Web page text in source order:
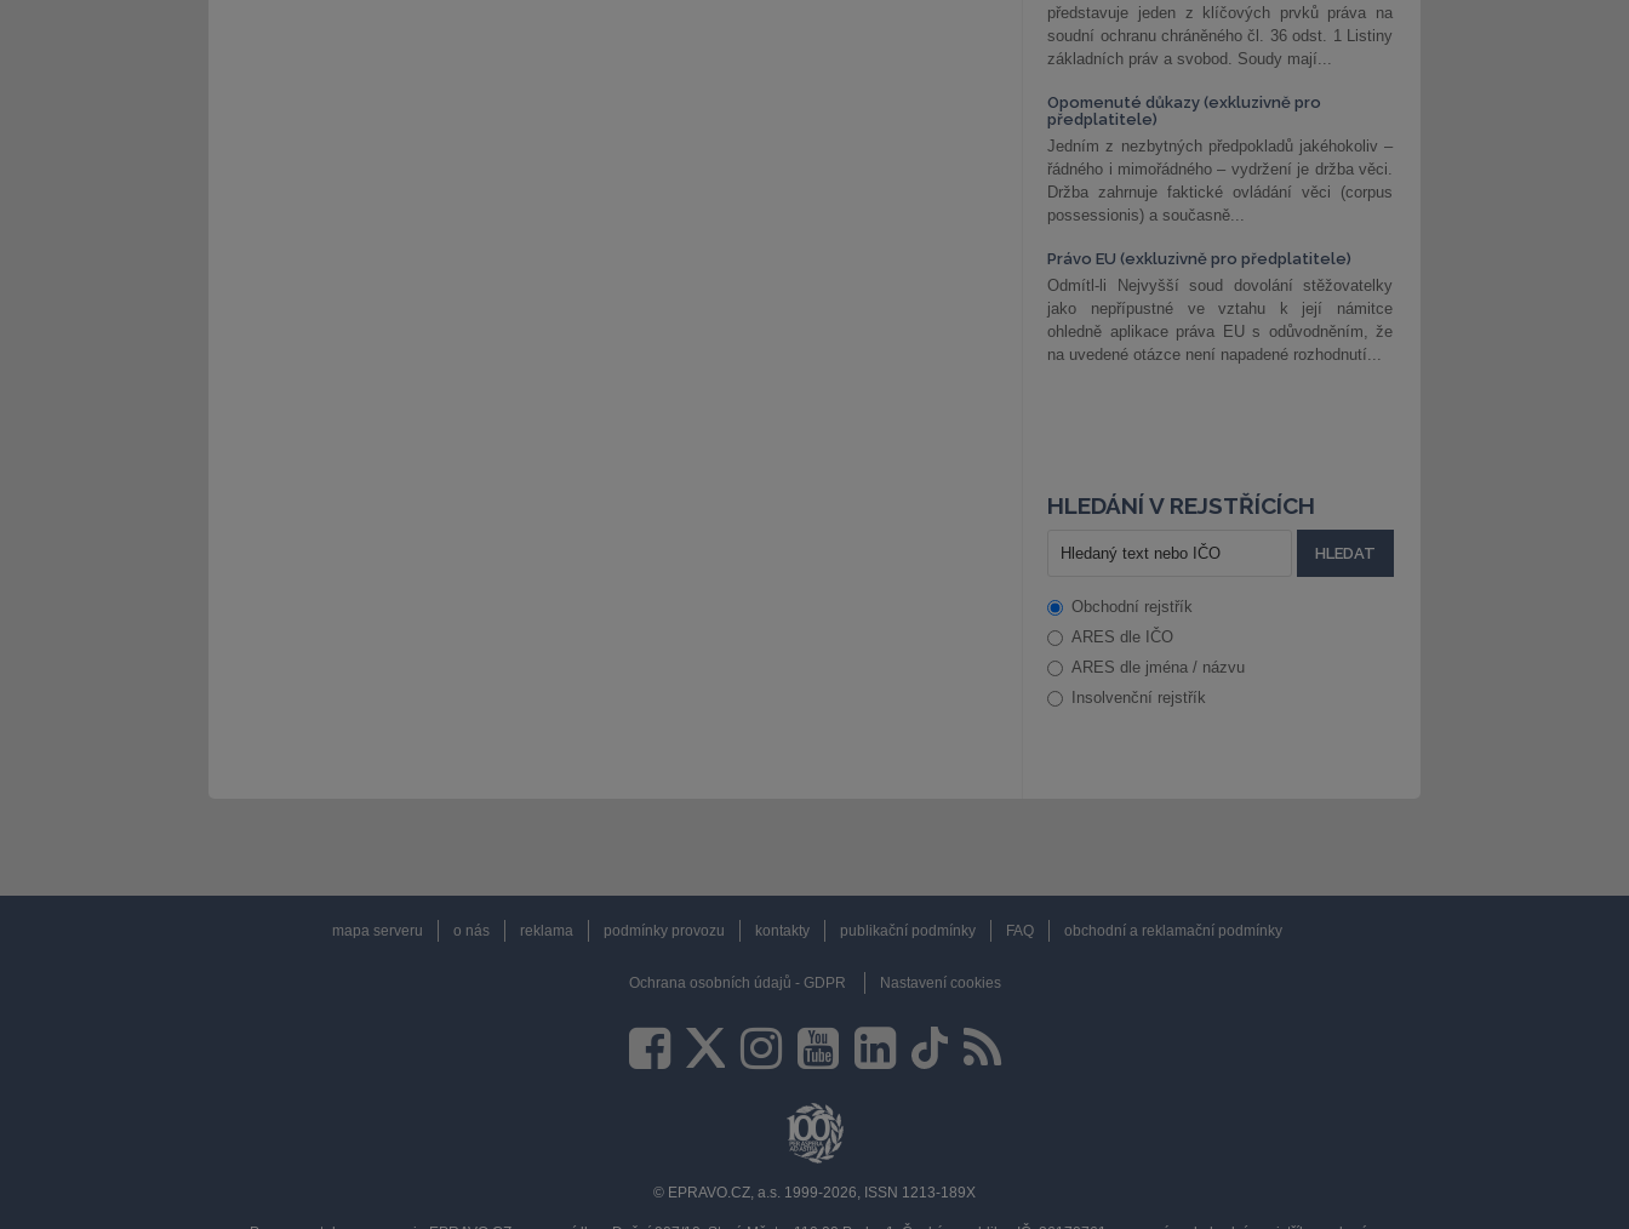
představuje jeden z klíčových prvků práva na
soudní ochranu chráněného čl. 36 odst. 1 Listiny
základních práv a svobod. Soudy mají...
Opomenuté důkazy (exkluzivně pro
předplatitele)
Jedním z nezbytných předpokladů jakéhokoliv –
řádného i mimořádného – vydržení je držba věci.
Držba zahrnuje faktické ovládání věci (corpus
possessionis) a současně...
Právo EU (exkluzivně pro předplatitele)
Odmítl-li Nejvyšší soud dovolání stěžovatelky
jako nepřípustné ve vztahu k její námitce
ohledně aplikace práva EU s odůvodněním, že
na uvedené otázce není napadené rozhodnutí...
HLEDÁNÍ V REJSTŘÍCÍCH
Obchodní rejstřík
ARES dle IČO
ARES dle jména / názvu
Insolvenční rejstřík
mapa serveru o nás reklama podmínky provozu kontakty publikační podmínky FAQ obchodní a reklamační podmínky
Ochrana osobních údajů - GDPR Nastavení cookies
© EPRAVO.CZ, a.s. 1999-2026, ISSN 1213-189X